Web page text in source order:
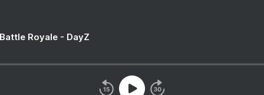
Royale - DayZ